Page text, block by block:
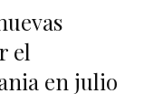
el
en julio